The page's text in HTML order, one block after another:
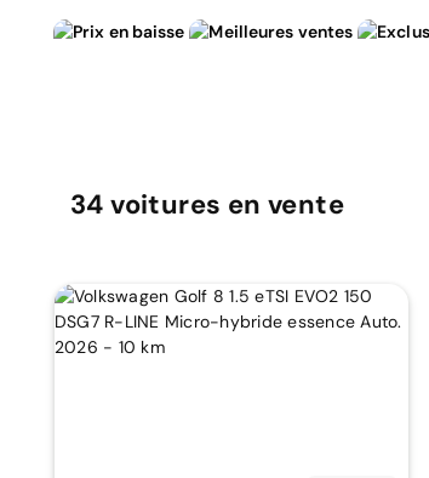
34voitures en vente